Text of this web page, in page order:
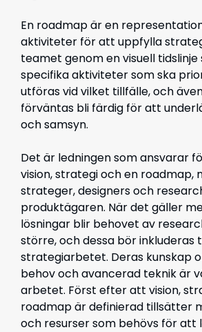
En roadmap är en
aktiviteter för att uppfylla
teamet genom en visuell tidslinje
specifika aktiviteter som ska
utföras vid vilket tillfälle, och
förväntas bli färdig för att
och samsyn.
Det är ledningen som ansvarar
vision, strategi och en roadmap,
strateger, designers och
produktägaren. När det gäller
lösningar blir behovet av
större, och dessa bör inkluderas
strategiarbetet. Deras kunskap
behov och avancerad teknik är
arbetet. Först efter att vision,
roadmap är definierad tillsätter
och resurser som behövs för att